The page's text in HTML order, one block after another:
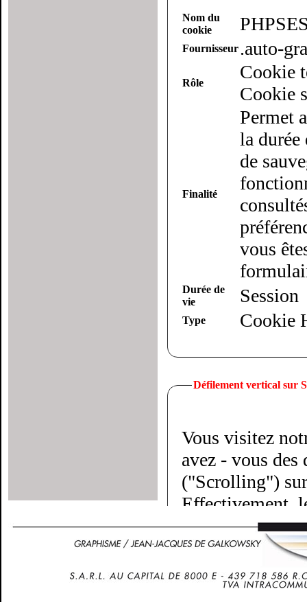
Nom du
cookie
Fournisseur.auto-
Rôle
Cookie
Cookie
Finalité
Permet
la durée
de
vous
Durée de
vie
Session
Type Cookie
Défilement vertical sur
Vous visitez
avez - vous
("Scrolling")
Effectivement,
doigts